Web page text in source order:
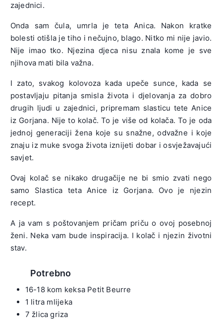
zajednici.
Onda sam čula, umrla je teta Anica. Nakon kratke
bolesti otišla je tiho i nečujno, blago. Nitko mi nije javio.
Nije imao tko. Njezina djeca nisu znala kome je sve
njihova mati bila važna.
I zato, svakog kolovoza kada upeče sunce, kada se
postavljaju pitanja smisla života i djelovanja za dobro
drugih ljudi u zajednici, pripremam slasticu tete Anice
iz Gorjana. Nije to kolač. To je više od kolača. To je oda
jednoj generaciji žena koje su snažne, odvažne i koje
znaju iz muke svoga života iznijeti dobar i osvježavajući
savjet.
Ovaj kolač se nikako drugačije ne bi smio zvati nego
samo Slastica teta Anice iz Gorjana. Ovo je njezin
recept.
A ja vam s poštovanjem pričam priču o ovoj posebnoj
ženi. Neka vam bude inspiracija. I kolač i njezin životni
stav.
Potrebno
16-18 kom keksa Petit Beurre
1 litra mlijeka
7 žlica griza